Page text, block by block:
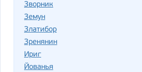
Зворник
Земун
Златибор
Зренянин
Ириг
Йованья